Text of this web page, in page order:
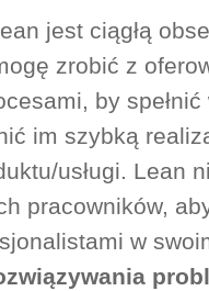
jest ciągłą
zrobić z
by
im szybką
usługi. Lean
pracowników,
w